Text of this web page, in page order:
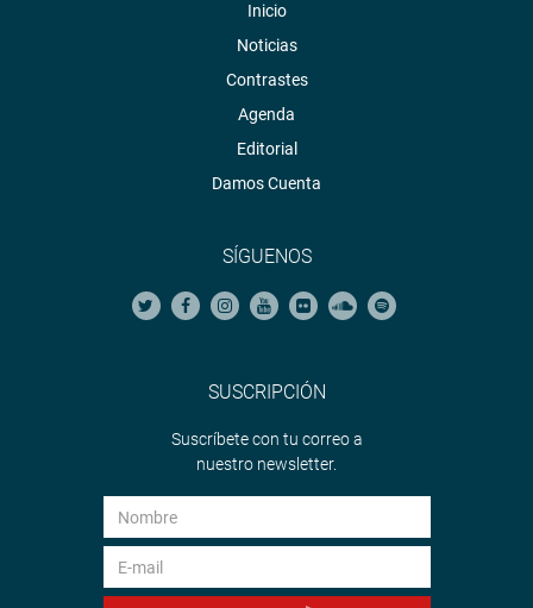
Inicio
Noticias
Contrastes
Agenda
Editorial
Damos Cuenta
SÍGUENOS
SUSCRIPCIÓN
Suscríbete con tu correo a
nuestro newsletter.